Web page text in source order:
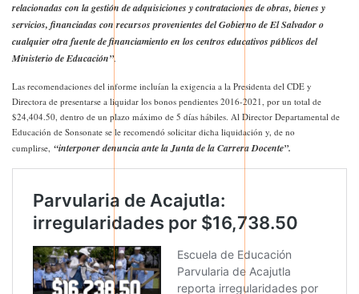
relacionadas con la gestión de adquisiciones y contrataciones de obras, bienes y
servicios, financiadas con recursos provenientes del Gobierno de El Salvador o
cualquier otra fuente de financiamiento en los centros educativos públicos del
Ministerio de Educación”.
Las recomendaciones del informe incluían la exigencia a la Presidenta del CDE y
Directora de presentarse a liquidar los bonos pendientes 2016-2021, por un total de
$24,404.50, dentro de un plazo máximo de 5 días hábiles. Al Director Departamental de
Educación de Sonsonate se le recomendó solicitar dicha liquidación y, de no
cumplirse, “interponer denuncia ante la Junta de la Carrera Docente”.